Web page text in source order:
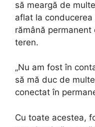
să meargă de
aflat la
rămână
teren.
„Nu am fost în
să mă duc de
conectat în
Cu toate acestea,